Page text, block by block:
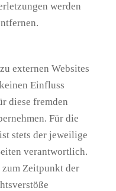
werden
externen Websites
Einfluss
diese fremden
Für die
stets der jeweilige
verantwortlich.
Zeitpunkt der